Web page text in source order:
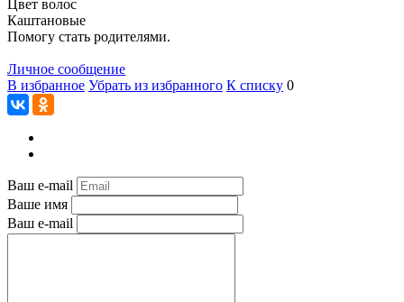
Цвет волос
Каштановые
Помогу стать родителями.
Личное сообщение
В избранное Убрать из избранного К списку 0
Ваш e-mail
Ваше имя
Ваш e-mail